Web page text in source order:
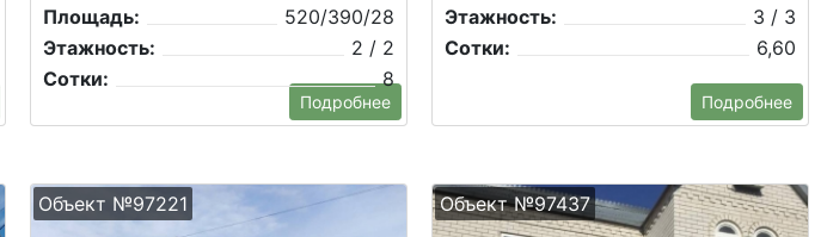
Площадь:
520/390/28
Этажность:
2 / 2
Сотки:
8
Подробнее
Этажность:
3 / 3
Сотки:
6,60
Подробнее
Объект №97221 Объект №97437